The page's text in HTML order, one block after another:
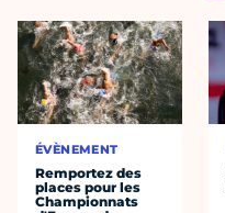
ÉVÈNEMENT
Remportez des
places pour les
Championnats